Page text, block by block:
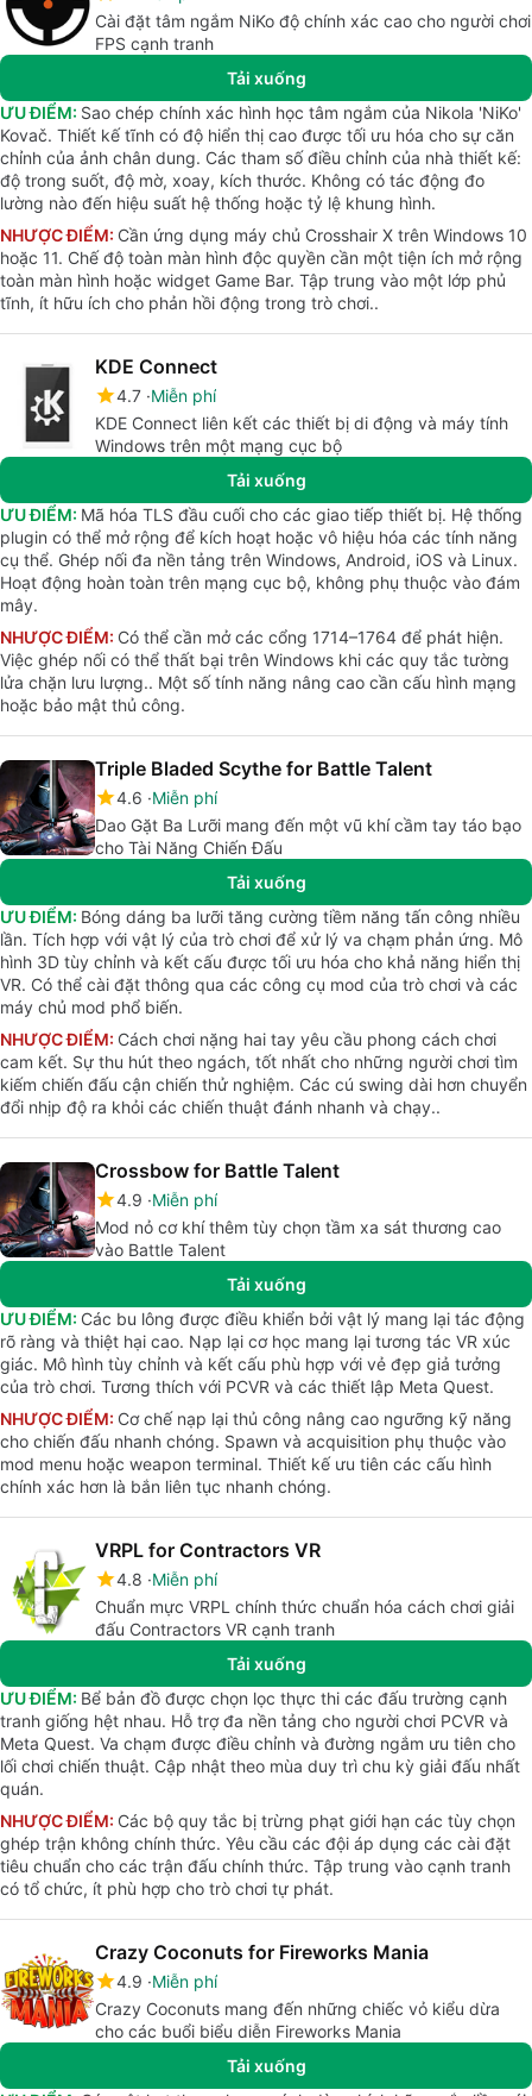
Cài đặt tâm ngắm NiKo độ chính xác cao cho người chơi
FPS cạnh tranh
Tải xuống
ƯU ĐIỂM: Sao chép chính xác hình học tâm ngắm của Nikola 'NiKo'
Kovač. Thiết kế tĩnh có độ hiển thị cao được tối ưu hóa cho sự căn
chỉnh của ảnh chân dung. Các tham số điều chỉnh của nhà thiết kế:
độ trong suốt, độ mờ, xoay, kích thước. Không có tác động đo
lường nào đến hiệu suất hệ thống hoặc tỷ lệ khung hình.
NHƯỢC ĐIỂM: Cần ứng dụng máy chủ Crosshair X trên Windows 10
hoặc 11. Chế độ toàn màn hình độc quyền cần một tiện ích mở rộng
toàn màn hình hoặc widget Game Bar. Tập trung vào một lớp phủ
tĩnh, ít hữu ích cho phản hồi động trong trò chơi..
KDE Connect
4.7 Miễn phí
KDE Connect liên kết các thiết bị di động và máy tính
Windows trên một mạng cục bộ
Tải xuống
ƯU ĐIỂM: Mã hóa TLS đầu cuối cho các giao tiếp thiết bị. Hệ thống
plugin có thể mở rộng để kích hoạt hoặc vô hiệu hóa các tính năng
cụ thể. Ghép nối đa nền tảng trên Windows, Android, iOS và Linux.
Hoạt động hoàn toàn trên mạng cục bộ, không phụ thuộc vào đám
mây.
NHƯỢC ĐIỂM: Có thể cần mở các cổng 1714–1764 để phát hiện.
Việc ghép nối có thể thất bại trên Windows khi các quy tắc tường
lửa chặn lưu lượng.. Một số tính năng nâng cao cần cấu hình mạng
hoặc bảo mật thủ công.
Triple Bladed Scythe for Battle Talent
4.6 Miễn phí
Dao Gặt Ba Lưỡi mang đến một vũ khí cầm tay táo bạo
cho Tài Năng Chiến Đấu
Tải xuống
ƯU ĐIỂM: Bóng dáng ba lưỡi tăng cường tiềm năng tấn công nhiều
lần. Tích hợp với vật lý của trò chơi để xử lý va chạm phản ứng. Mô
hình 3D tùy chỉnh và kết cấu được tối ưu hóa cho khả năng hiển thị
VR. Có thể cài đặt thông qua các công cụ mod của trò chơi và các
máy chủ mod phổ biến.
NHƯỢC ĐIỂM: Cách chơi nặng hai tay yêu cầu phong cách chơi
cam kết. Sự thu hút theo ngách, tốt nhất cho những người chơi tìm
kiếm chiến đấu cận chiến thử nghiệm. Các cú swing dài hơn chuyển
đổi nhịp độ ra khỏi các chiến thuật đánh nhanh và chạy..
Crossbow for Battle Talent
4.9 Miễn phí
Mod nỏ cơ khí thêm tùy chọn tầm xa sát thương cao
vào Battle Talent
Tải xuống
ƯU ĐIỂM: Các bu lông được điều khiển bởi vật lý mang lại tác động
rõ ràng và thiệt hại cao. Nạp lại cơ học mang lại tương tác VR xúc
giác. Mô hình tùy chỉnh và kết cấu phù hợp với vẻ đẹp giả tưởng
của trò chơi. Tương thích với PCVR và các thiết lập Meta Quest.
NHƯỢC ĐIỂM: Cơ chế nạp lại thủ công nâng cao ngưỡng kỹ năng
cho chiến đấu nhanh chóng. Spawn và acquisition phụ thuộc vào
mod menu hoặc weapon terminal. Thiết kế ưu tiên các cấu hình
chính xác hơn là bắn liên tục nhanh chóng.
VRPL for Contractors VR
4.8 Miễn phí
Chuẩn mực VRPL chính thức chuẩn hóa cách chơi giải
đấu Contractors VR cạnh tranh
Tải xuống
ƯU ĐIỂM: Bể bản đồ được chọn lọc thực thi các đấu trường cạnh
tranh giống hệt nhau. Hỗ trợ đa nền tảng cho người chơi PCVR và
Meta Quest. Va chạm được điều chỉnh và đường ngắm ưu tiên cho
lối chơi chiến thuật. Cập nhật theo mùa duy trì chu kỳ giải đấu nhất
quán.
NHƯỢC ĐIỂM: Các bộ quy tắc bị trừng phạt giới hạn các tùy chọn
ghép trận không chính thức. Yêu cầu các đội áp dụng các cài đặt
tiêu chuẩn cho các trận đấu chính thức. Tập trung vào cạnh tranh
có tổ chức, ít phù hợp cho trò chơi tự phát.
Crazy Coconuts for Fireworks Mania
4.9 Miễn phí
Crazy Coconuts mang đến những chiếc vỏ kiểu dừa
cho các buổi biểu diễn Fireworks Mania
Tải xuống